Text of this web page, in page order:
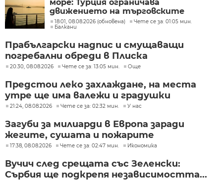
море: Турция ограничава
движението на търговските
кораби
18:01, 08.08.2026 (обновена)
Чете се за: 01:05 мин.
Балкани
Прабългарски надпис и смущаващи
погребални обреди в Плиска
20:30, 08.08.2026 Чете се за: 13:05 мин. Още
Предстои леко захлаждане, на места
утре ще има валежи и градушки
21:24, 08.08.2026 Чете се за: 02:32 мин. У нас
Загуби за милиарди в Европа заради
жегите, сушата и пожарите
17:38, 08.08.2026 Чете се за: 02:47 мин. Икономика
Вучич след срещата със Зеленски:
Сърбия ще подкрепя независимостта...